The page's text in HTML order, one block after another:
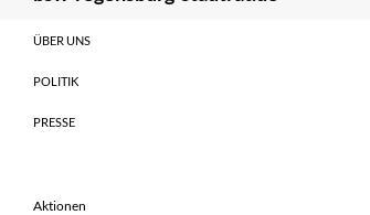
ÜBER UNS
POLITIK
PRESSE
Aktionen